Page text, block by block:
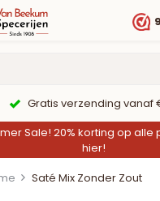
9,6/10
Sale! 20% korting op alle
hier!
Saté Mix Zonder Zout